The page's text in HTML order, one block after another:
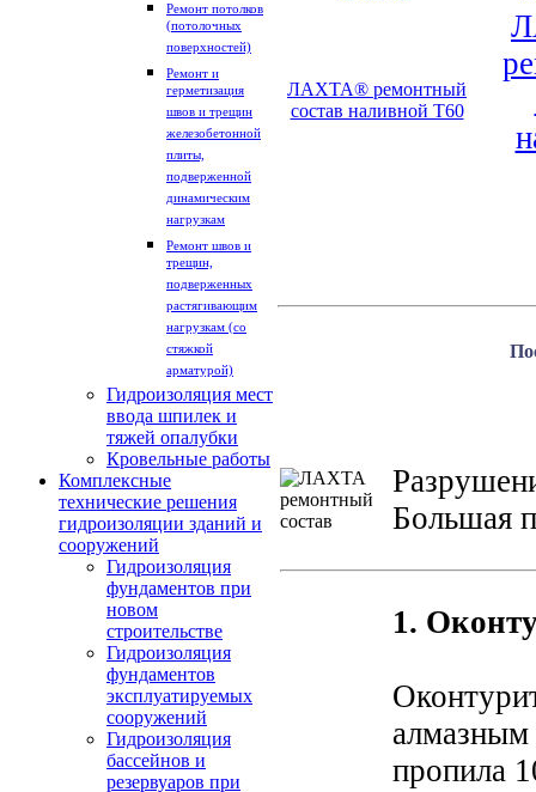
Ремонт потолков
(потолочных
поверхностей)
Ремонт и
герметизация
швов и трещин
железобетонной
плиты,
подверженной
динамическим
нагрузкам
Ремонт швов и
трещин,
подверженных
растягивающим
нагрузкам (со
стяжкой
арматурой)
Гидроизоляция мест
ввода шпилек и
тяжей опалубки
Кровельные работы
Комплексные
технические решения
гидроизоляции зданий и
сооружений
Гидроизоляция
фундаментов при
новом
строительстве
Гидроизоляция
фундаментов
эксплуатируемых
сооружений
Гидроизоляция
бассейнов и
резервуаров при
ЛАХТА® ремонтный
состав наливной Т60
Большая
1.
алмазным
пропила